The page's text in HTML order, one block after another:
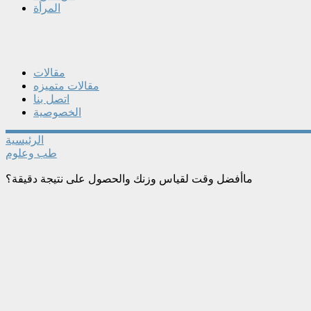
المرأة
مقالات
مقالات متميزه
اتصل بنا
الخصوصية
الرئيسية
طب وعلوم
ماأفضل وقت لقياس وزنك والحصول على نتيجة دقيقة؟